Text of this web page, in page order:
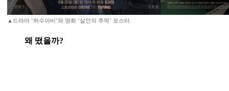
▲드라마 ‘허수아비’와 영화 ‘살인의 추억’ 포스터.
왜 떴을까?